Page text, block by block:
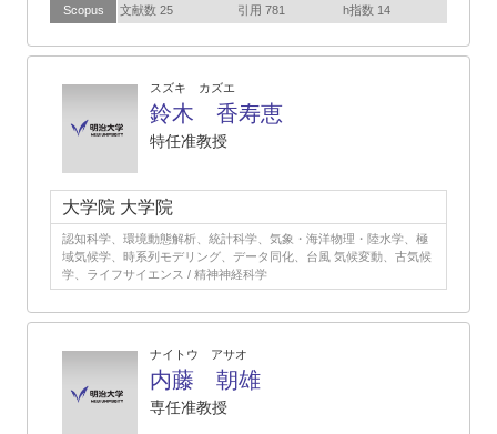
Scopus 文献数 25 引用 781 h指数 14
スズキ カズエ
鈴木 香寿恵
特任准教授
大学院 大学院
認知科学、環境動態解析、統計科学、気象・海洋物理・陸水学、極
域気候学、時系列モデリング、データ同化、台風 気候変動、古気候
学、ライフサイエンス / 精神神経科学
ナイトウ アサオ
内藤 朝雄
専任准教授